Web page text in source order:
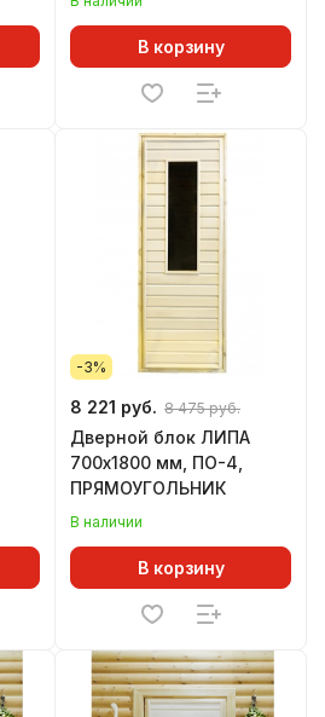
В корзину
-3%
8 221 руб. 8 475 руб.
Дверной блок ЛИПА
700х1800 мм, ПО-4,
ПРЯМОУГОЛЬНИК
В наличии
В корзину